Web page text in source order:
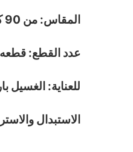
المقاس: من 90 كيلو إلي 120 كيلو
عدد القطع: قطعه
للعناية: الغسيل
الاستبدال